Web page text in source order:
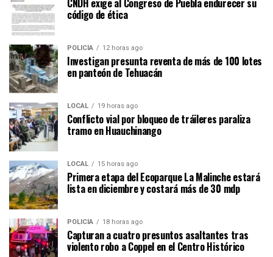
código de ética
POLICÍA 12 horas ago
Investigan presunta reventa de más de 100 lotes
en panteón de Tehuacán
LOCAL 19 horas ago
Conflicto vial por bloqueo de tráileres paraliza
tramo en Huauchinango
LOCAL 15 horas ago
Primera etapa del Ecoparque La Malinche estará
lista en diciembre y costará más de 30 mdp
POLICÍA 18 horas ago
Capturan a cuatro presuntos asaltantes tras
violento robo a Coppel en el Centro Histórico